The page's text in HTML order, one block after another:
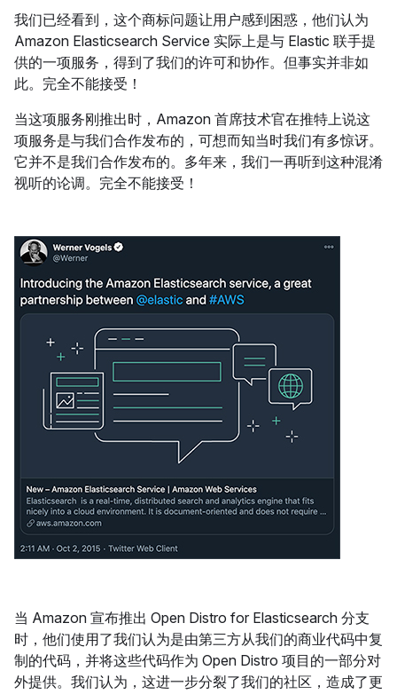
我们已经看到，这个商标问题让用户感到困惑，他们认为
Amazon Elasticsearch Service 实际上是与 Elastic 联手提
供的一项服务，得到了我们的许可和协作。但事实并非如
此。完全不能接受！
当这项服务刚推出时，Amazon 首席技术官在推特上说这
项服务是与我们合作发布的，可想而知当时我们有多惊讶。
它并不是我们合作发布的。多年来，我们一再听到这种混淆
视听的论调。完全不能接受！
当 Amazon 宣布推出 Open Distro for Elasticsearch 分支
时，他们使用了我们认为是由第三方从我们的商业代码中复
制的代码，并将这些代码作为 Open Distro 项目的一部分对
外提供。我们认为，这进一步分裂了我们的社区，造成了更